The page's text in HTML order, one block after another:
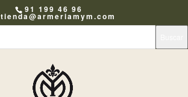
91 199 46 96
tienda@armeriamym.com